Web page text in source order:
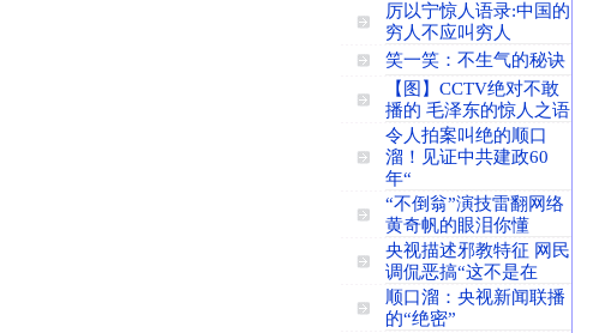
厉以宁惊人语录:中国的
穷人不应叫穷人
笑一笑：不生气的秘诀
【图】CCTV绝对不敢
播的 毛泽东的惊人之语
令人拍案叫绝的顺口
溜！见证中共建政60
年“
“不倒翁”演技雷翻网络
黄奇帆的眼泪你懂
央视描述邪教特征 网民
调侃恶搞“这不是在
顺口溜：央视新闻联播
的“绝密”